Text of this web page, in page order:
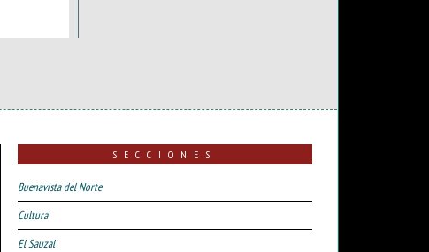
SECCIONES
Buenavista del Norte
Cultura
El Sauzal